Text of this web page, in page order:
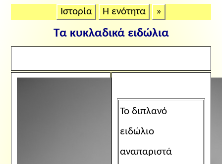
Ιστορία Η ενότητα »
Τα κυκλαδικά ειδώλια
Το διπλανό
ειδώλιο
αναπαριστά